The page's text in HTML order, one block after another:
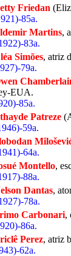
Friedan
85a.
Martins,
83a.
Simões, atriz
79a.
EUA.
85a.
Patreze
59a.
64a.
Montello,
88a.
Dantas,
78a.
Carbonari,
86a.
Perez, atriz
62a.